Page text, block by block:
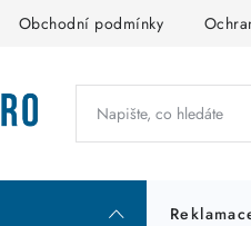
Obchodní podmínky